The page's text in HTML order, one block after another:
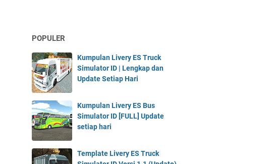
POPULER
Kumpulan Livery ES Truck
Simulator ID | Lengkap dan
Update Setiap Hari
Kumpulan Livery ES Bus
Simulator ID [FULL] Update
setiap hari
Template Livery ES Truck